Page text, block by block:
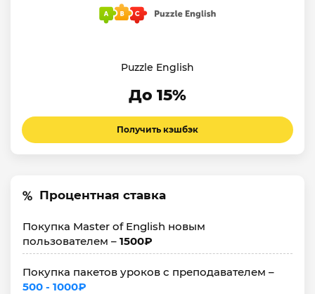
Puzzle English
До 15%
Получить кэшбэк
Процентная ставка
Покупка Master of English новым
пользователем – 1500₽
Покупка пакетов уроков с преподавателем –
500 - 1000₽